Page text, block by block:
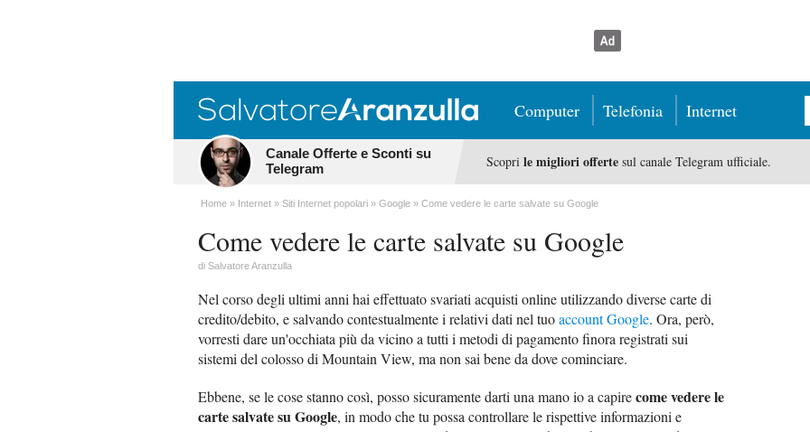
Computer Telefonia Internet
Canale Offerte e Sconti su
Telegram
Scopri le migliori offertesul canale Telegram ufficiale.
Home Internet Siti Internet popolari Google Come vedere le carte salvate su Google
Come vedere le carte salvate su Google
di Salvatore Aranzulla
Nel corso degli ultimi anni hai effettuato svariati acquisti online utilizzando diverse carte di
credito/debito, e salvando contestualmente i relativi dati nel tuoaccount Google. Ora, però,
vorresti dare un'occhiata più da vicino a tutti i metodi di pagamento finora registrati sui
sistemi del colosso di Mountain View, ma non sai bene da dove cominciare.
Ebbene, se le cose stanno così, posso sicuramente darti una mano io a capirecome vedere le
carte salvate su Google, in modo che tu possa controllare le rispettive informazioni e